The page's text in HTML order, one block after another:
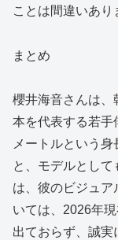
ことは間違いあり
まとめ
櫻井海音さんは、
本を代表する若手
メートルという
と、モデルとして
は、彼のビジュア
いては、2026年
出ておらず、誠実